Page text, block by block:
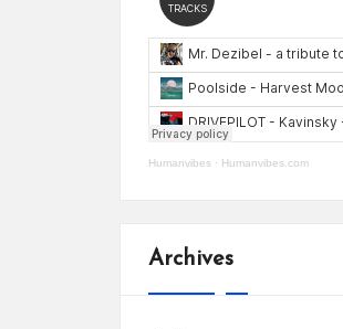
Humanvibes· Humanvibes.com
Archives